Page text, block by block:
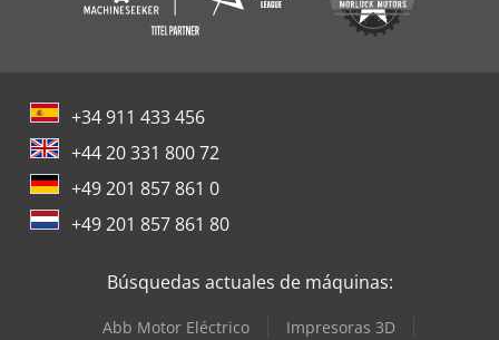
+34 911 433 456
+44 20 331 800 72
+49 201 857 861 0
+49 201 857 861 80
Búsquedas actuales de máquinas:
Abb Motor Eléctrico
Impresoras 3D